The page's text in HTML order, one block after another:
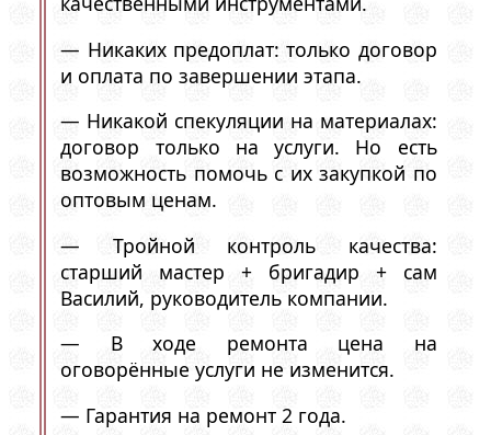
— Никаких предоплат: только договор
и оплата по завершении этапа.
— Никакой спекуляции на материалах:
договор только на услуги. Но есть
возможность помочь с их закупкой по
оптовым ценам.
— Тройной контроль качества:
старший мастер + бригадир + сам
Василий, руководитель компании.
— В ходе ремонта цена на
оговорённые услуги не изменится.
— Гарантия на ремонт 2 года.